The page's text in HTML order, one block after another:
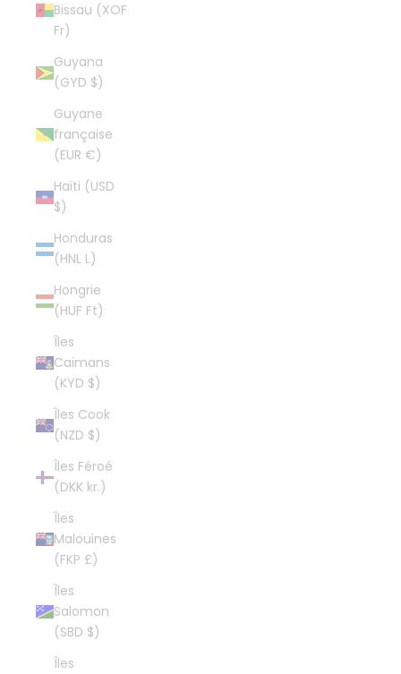
Bissau (XOF
Fr)
Guyana
(GYD $)
Guyane
française
(EUR €)
Haïti (USD
$)
Honduras
(HNL L)
Hongrie
(HUF Ft)
Îles
Caïmans
(KYD $)
Îles Cook
(NZD $)
Îles Féroé
(DKK kr.)
Îles
Malouines
(FKP £)
Îles
Salomon
(SBD $)
Îles